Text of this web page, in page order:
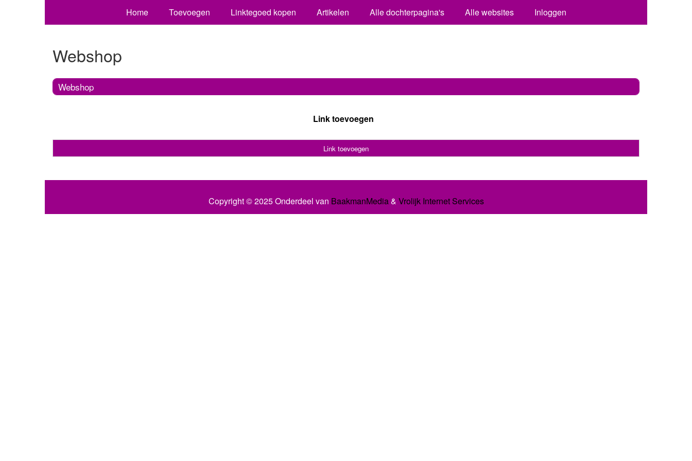
Home Toevoegen Linktegoed kopen Artikelen Alle dochterpagina's Alle websites Inloggen
Webshop
Webshop
Link toevoegen
Link toevoegen
Copyright © 2025 Onderdeel van BaakmanMedia& Vrolijk Internet Services